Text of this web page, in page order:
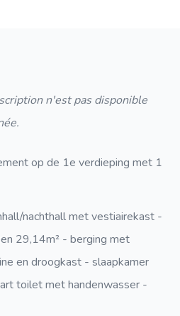
n'est pas disponible
op de 1e verdieping met 1
nachthall met vestiairekast -
29,14m² - berging met
en droogkast - slaapkamer
toilet met handenwasser -